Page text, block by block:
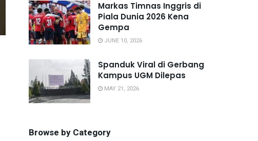
Markas Timnas Inggris di
Piala Dunia 2026 Kena
Gempa
JUNE 10, 2026
Spanduk Viral di Gerbang
Kampus UGM Dilepas
MAY 21, 2026
Browse by Category